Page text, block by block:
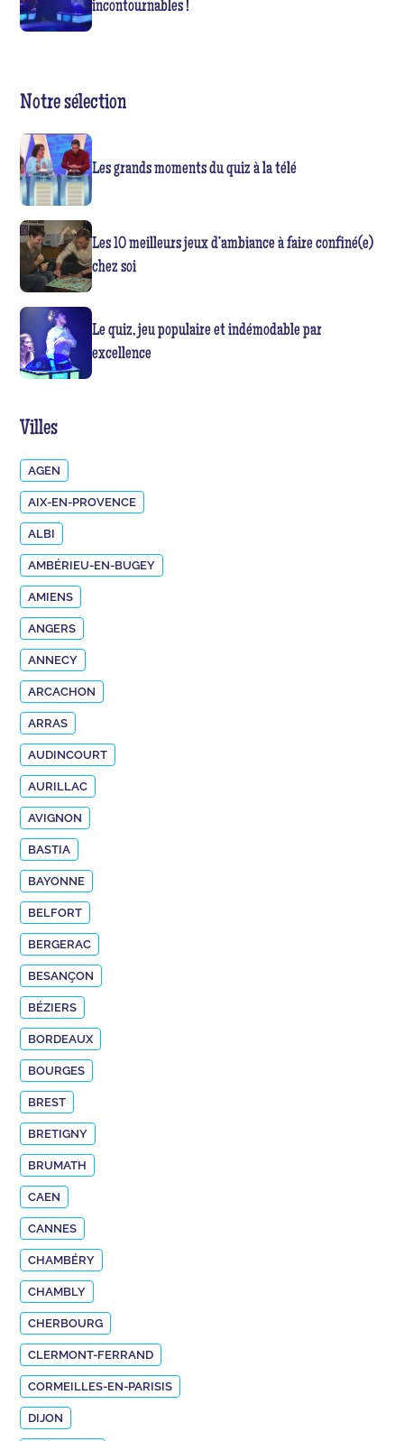
incontournables !
Notre sélection
Les grands moments du quiz à la télé
Les 10 meilleurs jeux d’ambiance à faire confiné(e)
chez soi
Le quiz, jeu populaire et indémodable par
excellence
Villes
AGEN
AIX-EN-PROVENCE
ALBI
AMBÉRIEU-EN-BUGEY
AMIENS
ANGERS
ANNECY
ARCACHON
ARRAS
AUDINCOURT
AURILLAC
AVIGNON
BASTIA
BAYONNE
BELFORT
BERGERAC
BESANÇON
BÉZIERS
BORDEAUX
BOURGES
BREST
BRETIGNY
BRUMATH
CAEN
CANNES
CHAMBÉRY
CHAMBLY
CHERBOURG
CLERMONT-FERRAND
CORMEILLES-EN-PARISIS
DIJON